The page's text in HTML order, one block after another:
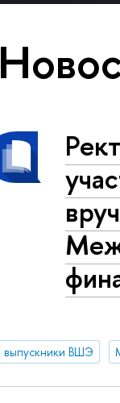
выпускники ВШЭ